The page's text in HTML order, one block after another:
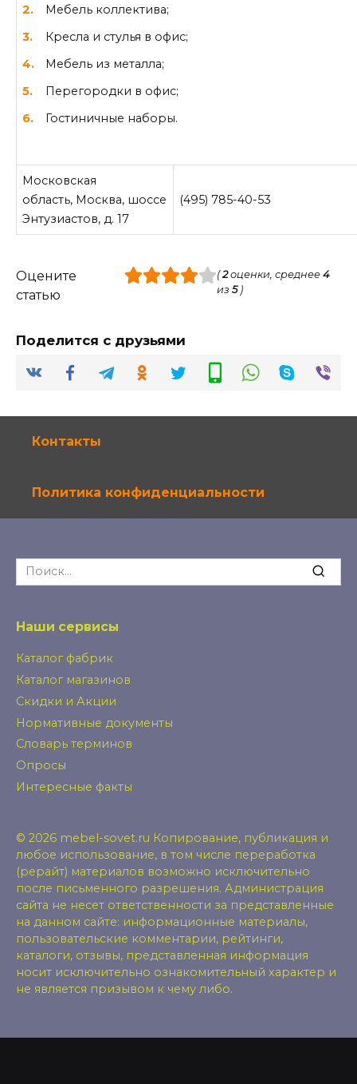
Мебель коллектива;
Кресла и стулья в офис;
Мебель из металла;
Перегородки в офис;
Гостиничные наборы.
Московская
область, Москва, шоссе
Энтузиастов, д. 17
(495) 785-40-53
Оцените
статью
(2оценки, среднее4
из5)
Поделится с друзьями
Контакты
Политика конфиденциальности
Search
for:
Наши сервисы
Каталог фабрик
Каталог магазинов
Скидки и Акции
Нормативные документы
Словарь терминов
Опросы
Интересные факты
© 2026 mebel-sovet.ru Копирование, публикация и
любое использование, в том числе переработка
(рерайт) материалов возможно исключительно
после письменного разрешения. Администрация
сайта не несет ответственности за представленные
на данном сайте: информационные материалы,
пользовательские комментарии, рейтинги,
каталоги, отзывы, представленная информация
носит исключительно ознакомительный характер и
не является призывом к чему либо.